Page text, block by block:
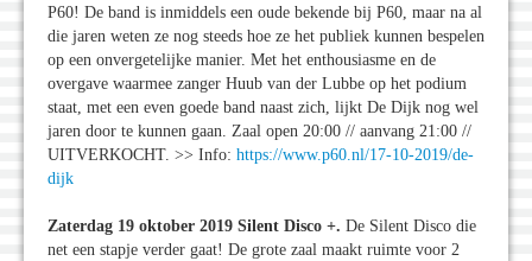
P60! De band is inmiddels een oude bekende bij P60, maar na al
die jaren weten ze nog steeds hoe ze het publiek kunnen bespelen
op een onvergetelijke manier. Met het enthousiasme en de
overgave waarmee zanger Huub van der Lubbe op het podium
staat, met een even goede band naast zich, lijkt De Dijk nog wel
jaren door te kunnen gaan. Zaal open 20:00 // aanvang 21:00 //
UITVERKOCHT. >> Info: https://www.p60.nl/17-10-2019/de-
dijk
Zaterdag 19 oktober 2019 Silent Disco +. De Silent Disco die
net een stapje verder gaat! De grote zaal maakt ruimte voor 2